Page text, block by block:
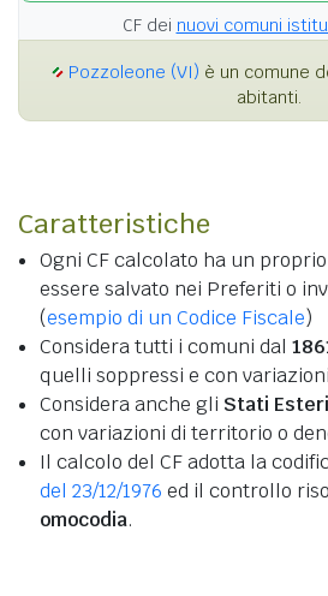
CF dei nuovi comuni
Pozzoleone (VI) è un comune
abitanti.
Caratteristiche
Ogni CF calcolato ha un proprio
essere salvato nei Preferiti o
(esempio di un Codice Fiscale)
Considera tutti i comuni dal
quelli soppressi e con
Considera anche gli Stati Esteri
con variazioni di territorio o
Il calcolo del CF adotta la
del 23/12/1976 ed il controllo
omocodia.